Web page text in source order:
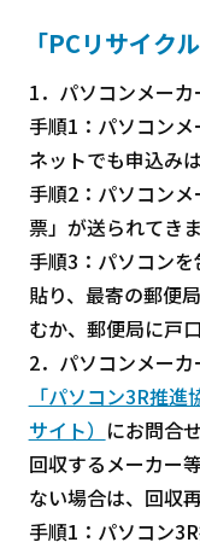
「PCリサイク
1．パソコンメー
手順1：パソコン
ネットでも申込みは
手順2：パソコン
票」が送られてきま
手順3：パソコン
貼り、最寄の郵便
むか、郵便局に戸
2．パソコンメー
「パソコン3R推
サイト） にお問合
回収するメーカー
ない場合は、回収
手順1：パソコン